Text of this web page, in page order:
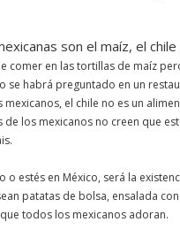
son el maíz, el
comer en las tortillas de maíz
se habrá preguntado en un
el chile no es un
los mexicanos no creen que
estés en México, será la
patatas de bolsa, ensalada
todos los mexicanos adoran.